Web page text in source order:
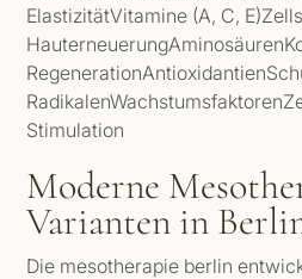
ElastizitätVitamine (A, C,
Stimulation
Moderne
Varianten in
Die mesotherapie berlin